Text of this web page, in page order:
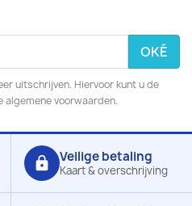
uitschrijven. Hiervoor kunt u de
voorwaarden.
lock Veilige betaling
Kaart & overschrijving